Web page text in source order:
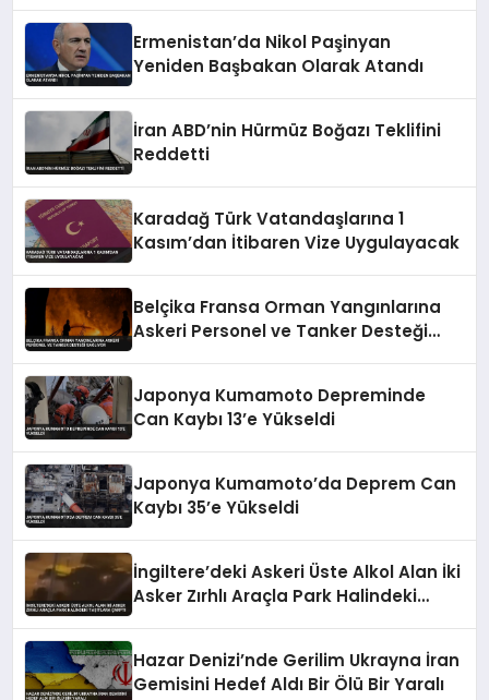
Ermenistan’da Nikol Paşinyan
Yeniden Başbakan Olarak Atandı
İran ABD’nin Hürmüz Boğazı Teklifini
Reddetti
Karadağ Türk Vatandaşlarına 1
Kasım’dan İtibaren Vize Uygulayacak
Belçika Fransa Orman Yangınlarına
Askeri Personel ve Tanker Desteği
Japonya Kumamoto Depreminde
Can Kaybı 13’e Yükseldi
Japonya Kumamoto’da Deprem Can
Kaybı 35’e Yükseldi
İngiltere’deki Askeri Üste Alkol Alan İki
Asker Zırhlı Araçla Park Halindeki
Hazar Denizi’nde Gerilim Ukrayna İran
Gemisini Hedef Aldı Bir Ölü Bir Yaralı